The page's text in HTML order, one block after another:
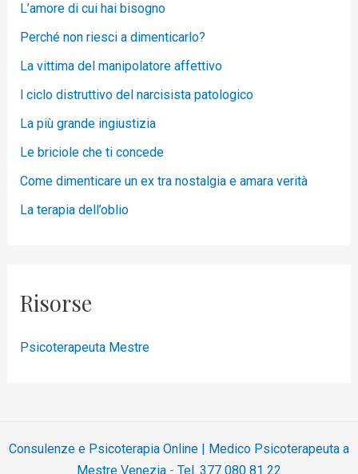
L’amore di cui hai bisogno
Perché non riesci a dimenticarlo?
La vittima del manipolatore affettivo
l ciclo distruttivo del narcisista patologico
La più grande ingiustizia
Le briciole che ti concede
Come dimenticare un ex tra nostalgia e amara verità
La terapia dell’oblio
Risorse
Psicoterapeuta Mestre
Consulenze e Psicoterapia Online | Medico Psicoterapeuta a
Mestre Venezia - Tel. 377 080 81 22